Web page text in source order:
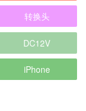
转换头
DC12V
iPhone